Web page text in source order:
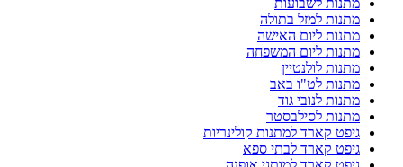
מתנות לשבועות
מתנות למזל בתולה
מתנות ליום האישה
מתנות ליום המשפחה
מתנות לולנטיין
מתנות לט"ו באב
מתנות לנובי גוד
מתנות לסילבסטר
גיפט קארד למתנות קולינריות
גיפט קארד לבתי ספא